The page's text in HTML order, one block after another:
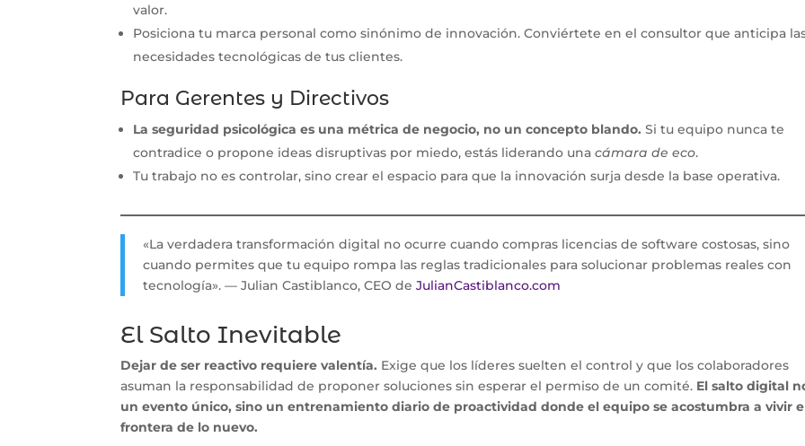
valor.
Posiciona tu marca personal como sinónimo de innovación. Conviértete en el consultor que anticipa
necesidades tecnológicas de tus clientes.
Para Gerentes y Directivos
La seguridad psicológica es una métrica de negocio, no un concepto blando. Si tu equipo nunca te
contradice o propone ideas disruptivas por miedo, estás liderando unacámara de eco.
Tu trabajo no es controlar, sino crear el espacio para que la innovación surja desde la base operativa.
«La verdadera transformación digital no ocurre cuando compras licencias de software costosas, sino
cuando permites que tu equipo rompa las reglas tradicionales para solucionar problemas reales con
tecnología». — Julian Castiblanco, CEO deJulianCastiblanco.com
El Salto Inevitable
Dejar de ser reactivo requiere valentía. Exige que los líderes suelten el control y que los colaboradores
asuman la responsabilidad de proponer soluciones sin esperar el permiso de un comité. El salto digital
un evento único, sino un entrenamiento diario de proactividad donde el equipo se acostumbra a vivir
frontera de lo nuevo.